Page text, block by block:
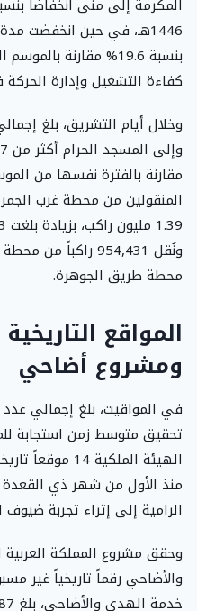
1446هـ، في حين انخفضت
بنسبة 19.6% مقارنة
كفاءة التشغيل وإدارة
وخلال أيام التشريق، بلغ
مقارنة بالفترة نفسها من
المنقولين من محطة غرب
محطة طريق الجوهرة.
المواقع التاريخية
ومشروع أضاحي
الهيئة الملكية
الرامية إلى إثراء تجربة ضيوف
وحقق مشروع المملكة
والأضاحي رقماً تاريخياً غير